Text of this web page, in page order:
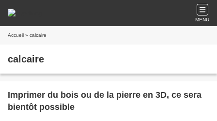
MENU
Accueil » calcaire
calcaire
Imprimer du bois ou de la pierre en 3D, ce sera
bientôt possible